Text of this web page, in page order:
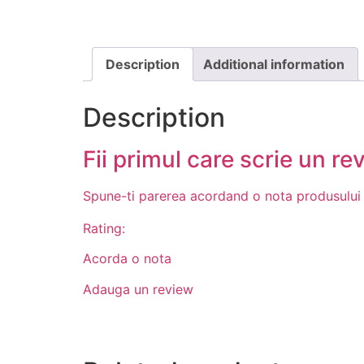
Description Additional information
Description
Fii primul care scrie un
Spune-ti parerea acordand o nota produsului
Rating:
Acorda o nota
Adauga un review